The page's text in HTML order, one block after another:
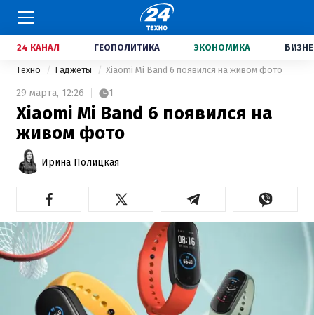
24 КАНАЛ ГЕОПОЛИТИКА ЭКОНОМИКА
Техно Гаджеты Xiaomi Mi Band 6 появился на живом фото
29 марта, 12:26 1
Xiaomi Mi Band 6 появился на
живом фото
Ирина Полицкая